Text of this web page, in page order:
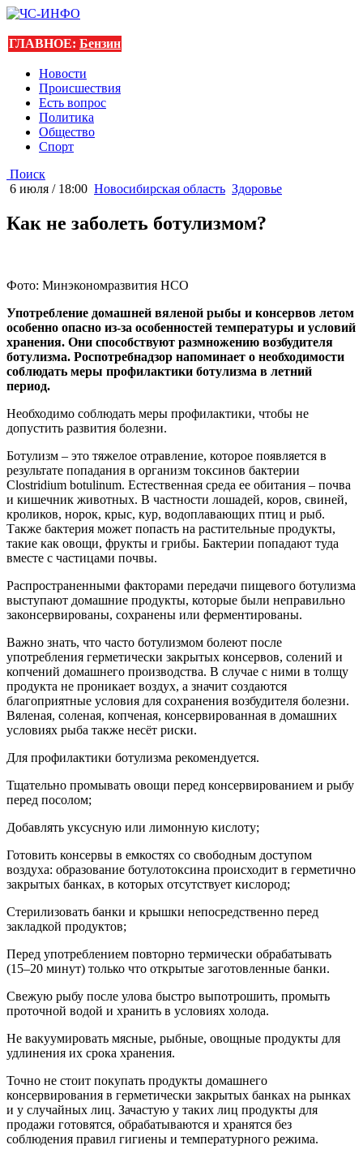
ГЛАВНОЕ: Бензин
Новости
Происшествия
Есть вопрос
Политика
Общество
Спорт
Поиск
6 июля / 18:00 Новосибирская область Здоровье
Как не заболеть ботулизмом?
Фото: Минэкономразвития НСО
Употребление домашней вяленой рыбы и консервов летом
особенно опасно из-за особенностей температуры и условий
хранения. Они способствуют размножению возбудителя
ботулизма. Роспотребнадзор напоминает о необходимости
соблюдать меры профилактики ботулизма в летний
период.
Необходимо соблюдать меры профилактики, чтобы не
допустить развития болезни.
Ботулизм – это тяжелое отравление, которое появляется в
результате попадания в организм токсинов бактерии
Clostridium botulinum. Естественная среда ее обитания – почва
и кишечник животных. В частности лошадей, коров, свиней,
кроликов, норок, крыс, кур, водоплавающих птиц и рыб.
Также бактерия может попасть на растительные продукты,
такие как овощи, фрукты и грибы. Бактерии попадают туда
вместе с частицами почвы.
Распространенными факторами передачи пищевого ботулизма
выступают домашние продукты, которые были неправильно
законсервированы, сохранены или ферментированы.
Важно знать, что часто ботулизмом болеют после
употребления герметически закрытых консервов, солений и
копчений домашнего производства. В случае с ними в толщу
продукта не проникает воздух, а значит создаются
благоприятные условия для сохранения возбудителя болезни.
Вяленая, соленая, копченая, консервированная в домашних
условиях рыба также несёт риски.
Для профилактики ботулизма рекомендуется.
Тщательно промывать овощи перед консервированием и рыбу
перед посолом;
Добавлять уксусную или лимонную кислоту;
Готовить консервы в емкостях со свободным доступом
воздуха: образование ботулотоксина происходит в герметично
закрытых банках, в которых отсутствует кислород;
Стерилизовать банки и крышки непосредственно перед
закладкой продуктов;
Перед употреблением повторно термически обрабатывать
(15–20 минут) только что открытые заготовленные банки.
Свежую рыбу после улова быстро выпотрошить, промыть
проточной водой и хранить в условиях холода.
Не вакуумировать мясные, рыбные, овощные продукты для
удлинения их срока хранения.
Точно не стоит покупать продукты домашнего
консервирования в герметически закрытых банках на рынках
и у случайных лиц. Зачастую у таких лиц продукты для
продажи готовятся, обрабатываются и хранятся без
соблюдения правил гигиены и температурного режима.